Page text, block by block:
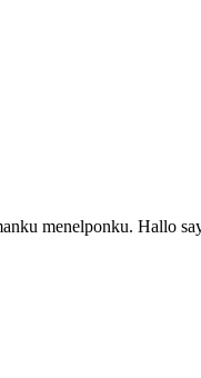
menelponku. Hallo